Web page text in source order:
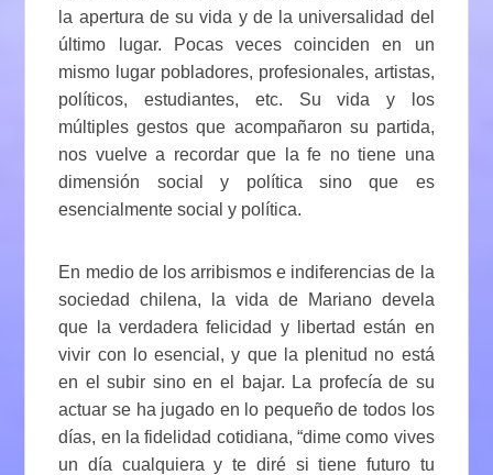
la apertura de su vida y de la universalidad del
último lugar. Pocas veces coinciden en un
mismo lugar pobladores, profesionales, artistas,
políticos, estudiantes, etc. Su vida y los
múltiples gestos que acompañaron su partida,
nos vuelve a recordar que la fe no tiene una
dimensión social y política sino que es
esencialmente social y política.
En medio de los arribismos e indiferencias de la
sociedad chilena, la vida de Mariano devela
que la verdadera felicidad y libertad están en
vivir con lo esencial, y que la plenitud no está
en el subir sino en el bajar. La profecía de su
actuar se ha jugado en lo pequeño de todos los
días, en la fidelidad cotidiana, “dime como vives
un día cualquiera y te diré si tiene futuro tu